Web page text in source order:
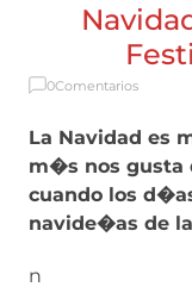
0Comentarios
La Navidad es
m�s nos gusta
cuando los
navide�as de
n